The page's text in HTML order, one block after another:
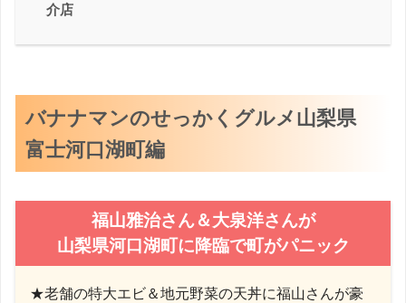
介店
バナナマンのせっかくグルメ山梨県
富士河口湖町編
福山雅治さん＆大泉洋さんが
山梨県河口湖町に降臨で町がパニック
★老舗の特大エビ＆地元野菜の天丼に福山さんが豪